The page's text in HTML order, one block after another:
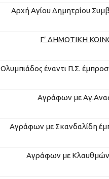
Αρχή Αγίου Δημητρίου
Γ’ ΔΗΜΟΤΙΚΗ
Ολυμπιάδος έναντι Π.Σ.
Αγράφων με
Αγράφων με Σκανδαλίδη
Αγράφων με